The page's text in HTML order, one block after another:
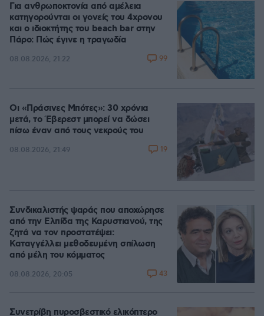
Για ανθρωποκτονία από αμέλεια
κατηγορούνται οι γονείς του 4χρονου
και ο ιδιοκτήτης του beach bar στην
Πάρο: Πώς έγινε η τραγωδία
08.08.2026, 21:22 99
Οι «Πράσινες Μπότες»: 30 χρόνια
μετά, το Έβερεστ μπορεί να δώσει
πίσω έναν από τους νεκρούς του
08.08.2026, 21:49 19
Συνδικαλιστής ψαράς που αποχώρησε
από την Ελπίδα της Καρυστιανού, της
ζητά να τον προστατέψει:
Καταγγέλλει μεθοδευμένη σπίλωση
από μέλη του κόμματος
08.08.2026, 20:05 43
Συνετρίβη πυροσβεστικό ελικόπτερο